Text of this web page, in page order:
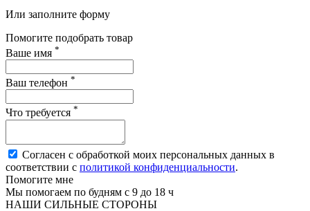
Или заполните форму
Помогите подобрать товар
Ваше имя *
Ваш телефон *
Что требуется *
Согласен с обработкой моих персональных данных в
соответствии с политикой конфиденциальности.
Помогите мне
Мы помогаем по будням с 9 до 18 ч
НАШИ СИЛЬНЫЕ СТОРОНЫ